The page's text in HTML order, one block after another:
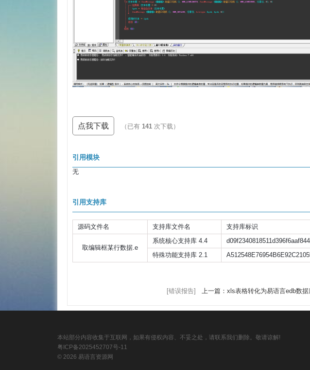
点我下载 （已有 141 次下载）
引用模块
无
引用支持库
源码文件名 支持库文件名 支持库标识
取编辑框某行数据.e
系统核心支持库 4.4
特殊功能支持库 2.1
[错误报告] 上一篇：xls表格转化为易语言edb数据
本站部分内容收集于互联网，如果有侵权内容、不妥之处，请联系我们删除。敬请谅解!
粤ICP备2025452707号-11
© 2026 易语言资源网